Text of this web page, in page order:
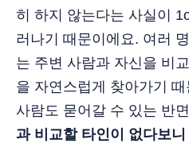
히 하지 않는다는 사실이
러나기 때문이에요. 여러
는 주변 사람과 자신을 비
을 자연스럽게 찾아가기
사람도 묻어갈 수 있는 반
과 비교할 타인이 없다보